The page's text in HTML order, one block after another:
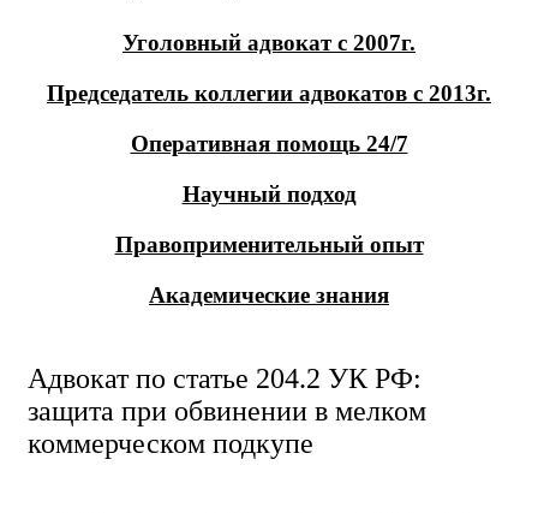
Уголовный адвокат с 2007г.
Председатель коллегии адвокатов с 2013г.
Оперативная помощь 24/7
Научный подход
Правоприменительный опыт
Академические знания
Адвокат по статье 204.2 УК РФ:
защита при обвинении в мелком
коммерческом подкупе